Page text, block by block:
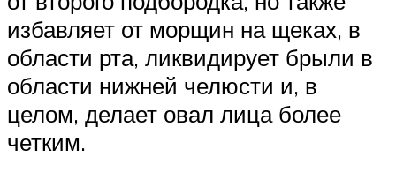
избавляет от морщин на щеках, в
области рта, ликвидирует брыли в
области нижней челюсти и, в
целом, делает овал лица более
четким.